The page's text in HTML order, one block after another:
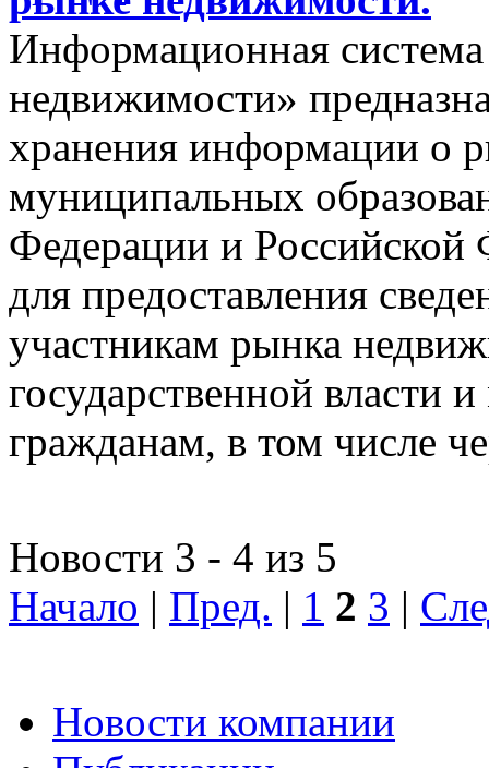
Информационная
недвижимости»
хранения информации о
муниципальных
Федерации и Российской
для предоставления
участникам рынка
государственной власти
гражданам, в том числе
Новости 3 - 4 из 5
Начало | Пред. | 1 2 3 |
Новости компании